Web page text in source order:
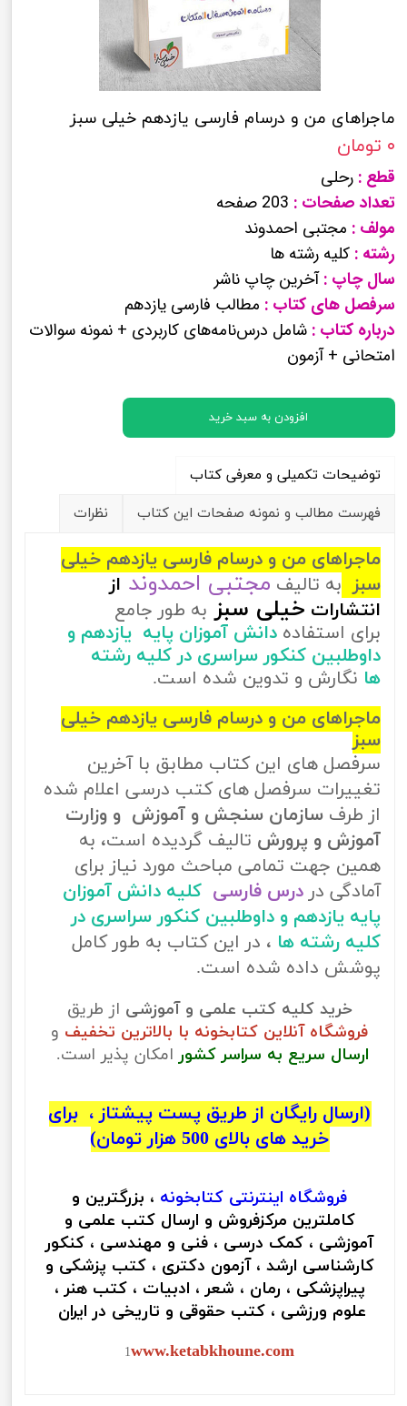
ماجراهای من و درسام فارسی یازدهم خیلی سبز
۰ تومان
قطع : رحلی
تعداد صفحات : 203 صفحه
مولف : مجتبی احمدوند
رشته : کلیه رشته ها
سال چاپ :آخرین چاپ ناشر
سرفصل های کتاب : مطالب فارسی یازدهم
درباره کتاب : شامل درس‌نامه‌‌های کاربردی + نمونه سوالات
امتحانی + آزمون
افزودن به سبد خرید
توضیحات تکمیلی و معرفی کتاب
فهرست مطالب و نمونه صفحات این کتاب
نظرات
ماجراهای من و درسام فارسی یازدهم خیلی
سبز به تالیف مجتبی احمدوند از
انتشارات خیلی سبز به طور جامع
برای استفاده دانش آموزان پایه یازدهم و
داوطلبین کنکور سراسری در کلیه رشته
ها نگارش و تدوین شده است.
ماجراهای من و درسام فارسی یازدهم خیلی
سبز
سرفصل های این کتاب مطابق با آخرین
تغییرات سرفصل های کتب درسی اعلام شده
از طرف سازمان سنجش و آموزش و وزارت
آموزش و پرورش تالیف گردیده است، به
همین جهت تمامی مباحث مورد نیاز برای
آمادگی در درس فارسی کلیه دانش آموزان
پایه یازدهم و داوطلبین کنکور سراسری در
کلیه رشته ها ، در این کتاب به طور کامل
پوشش داده شده است.
خرید کلیه کتب علمی و آموزشی از طریق
فروشگاه آنلاین کتابخونه با بالاترین تخفیف و
ارسال سریع به سراسر کشور امکان پذیر است.
(ارسال رایگان از طریق پست پیشتاز ، برای
خرید های بالای 500 هزار تومان)
فروشگاه اینترنتی کتابخونه ، بزرگترین و
کاملترین مرکزفروش و ارسال کتب علمی و
آموزشی ، کمک درسی ، فنی و مهندسی ، کنکور
کارشناسی ارشد ، آزمون دکتری ، کتب پزشکی و
پیراپزشکی ، رمان ، شعر ، ادبیات ، کتب هنر ،
علوم ورزشی ، کتب حقوقی و تاریخی در ایران
1www.ketabkhoune.com